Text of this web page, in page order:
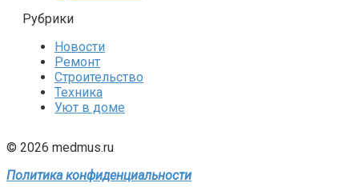
Рубрики
Новости
Ремонт
Строительство
Техника
Уют в доме
© 2026 medmus.ru
Политика конфиденциальности